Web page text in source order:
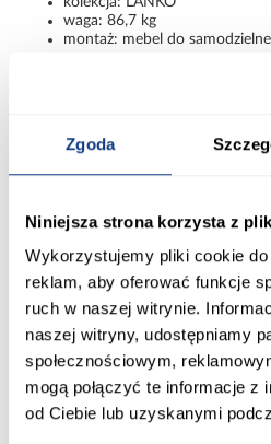
Zgoda
Niniejsza strona korzysta z
Wykorzystujemy pliki cookie
reklam, aby oferować funkcje
ruch w naszej witrynie.
naszej witryny, udostępniamy
społecznościowym,
mogą połączyć te informacje
od Ciebie lub uzyskanymi
waga: 86,7 kg
montaż: mebel do
Elegancki
Szafa Lanko 2-100 czarny/biały
estetyki, funkcjonalnych
Kontrastowe fronty,
Informacje
Kształt:
proste
Rodzaj drzwi: